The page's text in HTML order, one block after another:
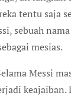
tentu saja
sebuah
mesias.
Messi